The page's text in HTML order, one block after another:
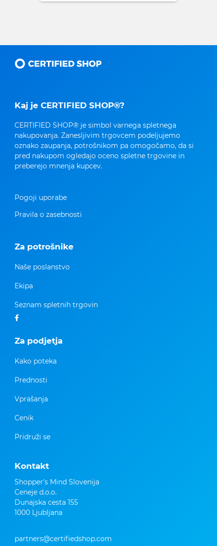
Kaj je CERTIFIED SHOP®?
CERTIFIED SHOP® je simbol varnega spletnega
nakupovanja. Zanesljivim trgovcem podeljujemo
oznako zaupanja, potrošnikom pa omogočamo, da si
pred nakupom ogledajo oceno spletne trgovine in
preberejo mnenja kupcev.
Pogoji uporabe
Pravila o zasebnosti
Za potrošnike
Naše poslanstvo
Ekipa
Seznam spletnih trgovin
Za podjetja
Kako poteka
Prednosti
Vprašanja
Cenik
Pridruži se
Kontakt
Shopper's Mind Slovenija
Ceneje d.o.o.
Dunajska cesta 155
1000 Ljubljana
partners@certifiedshop.com